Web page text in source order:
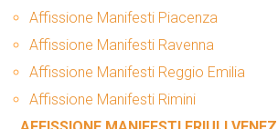
Affissione Manifesti Piacenza
Affissione Manifesti Ravenna
Affissione Manifesti Reggio Emilia
Affissione Manifesti Rimini